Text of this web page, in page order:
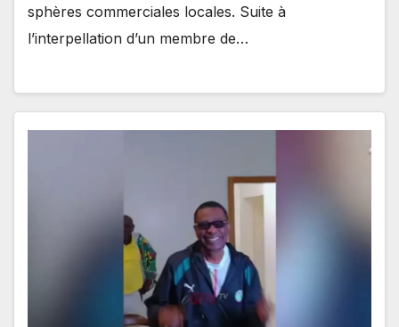
sphères commerciales locales. Suite à
l’interpellation d’un membre de…